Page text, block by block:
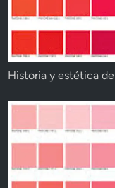
Historia y estética